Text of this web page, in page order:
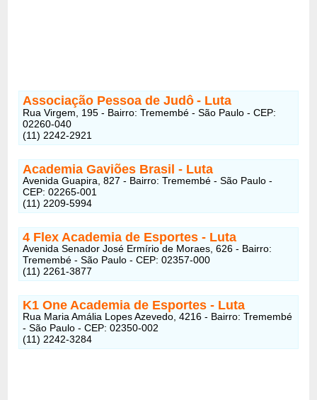
Associação Pessoa de Judô - Luta
Rua Virgem, 195 - Bairro: Tremembé - São Paulo - CEP:
02260-040
(11) 2242-2921
Academia Gaviões Brasil- Luta
Avenida Guapira, 827 - Bairro: Tremembé - São Paulo -
CEP: 02265-001
(11) 2209-5994
4 Flex Academia de Esportes- Luta
Avenida Senador José Ermírio de Moraes, 626 - Bairro:
Tremembé - São Paulo - CEP: 02357-000
(11) 2261-3877
K1 One Academia de Esportes- Luta
Rua Maria Amália Lopes Azevedo, 4216 - Bairro: Tremembé
- São Paulo - CEP: 02350-002
(11) 2242-3284